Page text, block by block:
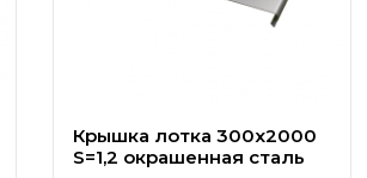
Крышка лотка 300х2000
S=1,2 окрашенная сталь